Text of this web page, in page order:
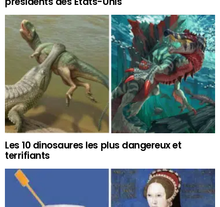
Les 10 dinosaures les plus dangereux et
terrifiants